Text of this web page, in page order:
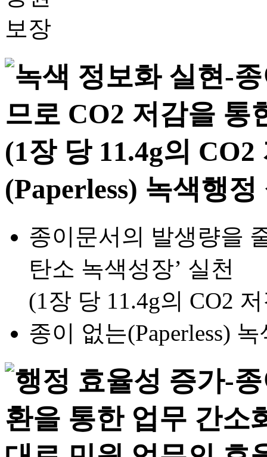
종이문서의 발생량을
탄소 녹색성장’ 실천
(1장 당 11.4g의 CO2
종이 없는(Paperless)